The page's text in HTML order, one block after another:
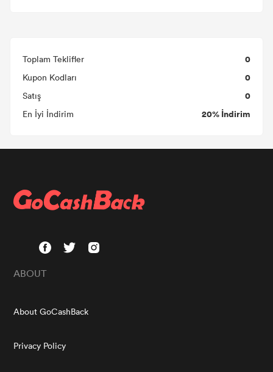
Toplam Teklifler 0
Kupon Kodları 0
Satış 0
En İyi İndirim 20% İndirim
ABOUT
About GoCashBack
Privacy Policy